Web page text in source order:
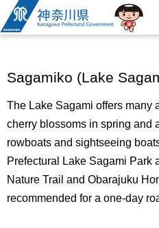
神奈川県
Sagamiko (Lake
The Lake Sagami offers many
cherry blossoms in spring and
rowboats and sightseeing
Prefectural Lake Sagami Park
Nature Trail and Obarajuku
recommended for a one-day